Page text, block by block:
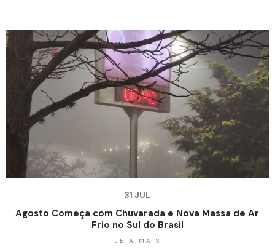
31 JUL
Agosto Começa com Chuvarada e Nova Massa de Ar
Frio no Sul do Brasil
LEIA MAIS